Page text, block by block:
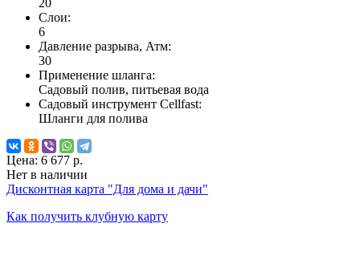
Слои:
6
Давление разрыва, Атм:
30
Применение шланга:
Садовый полив, питьевая вода
Садовый инструмент Cellfast:
Шланги для полива
Цена: 6 677 р.
Нет в наличии
Дисконтная карта "Для дома и дачи"
Как получить клубную карту